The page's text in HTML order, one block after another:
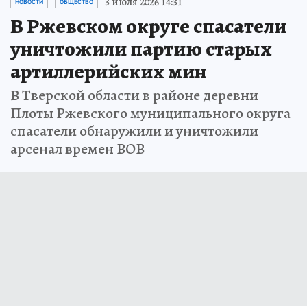
НОВОСТИ ОБЩЕСТВО
В Ржевском округе спасатели
уничтожили партию старых
артиллерийских мин
В Тверской области в районе деревни
Плоты Ржевского муниципального округа
спасатели обнаружили и уничтожили
арсенал времен ВОВ